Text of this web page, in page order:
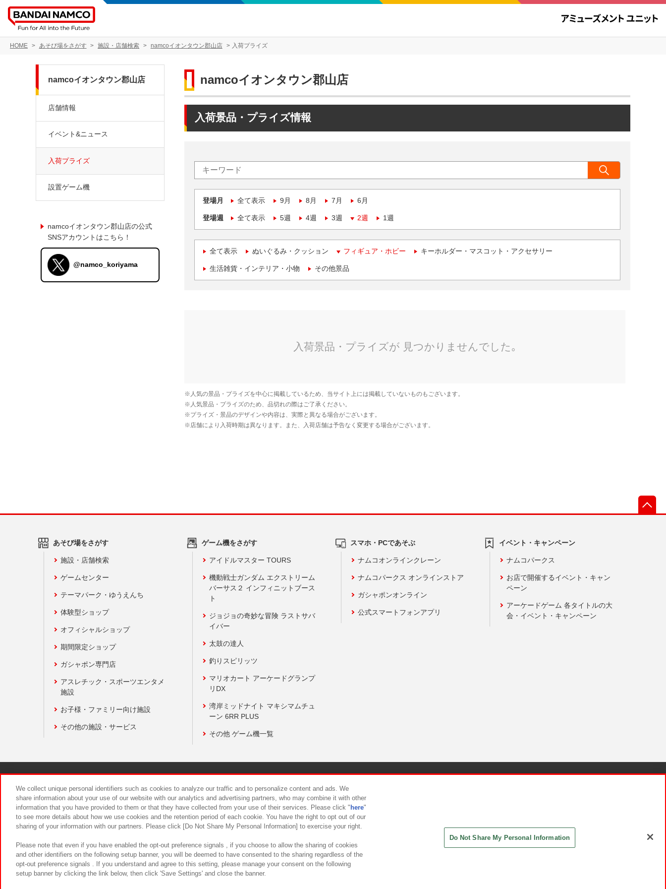
HOME あそび場をさがす 施設・店舗検索 namcoイオンタウン郡山店 入荷プライズ
namcoイオンタウン郡山店
入荷景品・プライズ情報
登場月 全て表示 9月 8月 7月 6月
登場週 全て表示 5週 4週 3週 2週 1週
全て表示 ぬいぐるみ・クッション フィギュア・ホビー キーホルダー・マスコット・アクセサリー
生活雑貨・インテリア・小物 その他景品
namcoイオンタウン郡山店
店舗情報
イベント&ニュース
入荷プライズ
設置ゲーム機
namcoイオンタウン郡山店の公式
SNSアカウントはこちら！
@namco_koriyama
あそび場をさがす
施設・店舗検索
ゲームセンター
テーマパーク・ゆうえんち
体験型ショップ
オフィシャルショップ
期間限定ショップ
ガシャポン専門店
アスレチック・スポーツエンタメ
施設
お子様・ファミリー向け施設
その他の施設・サービス
ゲーム機をさがす
アイドルマスター TOURS
機動戦士ガンダム エクストリーム
バーサス２ インフィニットブース
ト
ジョジョの奇妙な冒険 ラストサバ
イバー
太鼓の達人
釣りスピリッツ
マリオカート アーケードグランプ
リDX
湾岸ミッドナイト マキシマムチュ
ーン 6RR PLUS
その他 ゲーム機一覧
スマホ・PCであそぶ
ナムコオンラインクレーン
ナムコパークス オンラインストア
ガシャポンオンライン
公式スマートフォンアプリ
イベント・キャンペーン
ナムコパークス
お店で開催するイベント・キャン
ペーン
アーケードゲーム 各タイトルの大
会・イベント・キャンペーン
食品のご提供について カスタマーハラスメント対応方針
We collect unique personal identifiers such as cookies to analyze our traffic and to personalize content and ads. We
share information about your use of our website with our analytics and advertising partners, who may combine it with other
information that you have provided to them or that they have collected from your use of their services. Please click " here"
to see more details about how we use cookies and the retention period of each cookie. You have the right to opt out of our
sharing of your information with our partners. Please click [Do Not Share My Personal Information] to exercise your right.
Please note that even if you have enabled the opt-out preference signals , if you choose to allow the sharing of cookies
and other identifiers on the following setup banner, you will be deemed to have consented to the sharing regardless of the
opt-out preference signals . If you understand and agree to this setting, please manage your consent on the following
setup banner by clicking the link below, then click 'Save Settings' and close the banner.
Do Not Share My Personal Information